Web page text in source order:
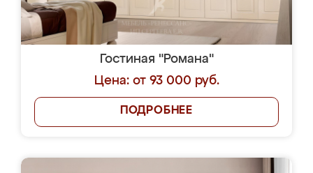
Гостиная "Романа"
Цена: от 93 000 руб.
ПОДРОБНЕЕ